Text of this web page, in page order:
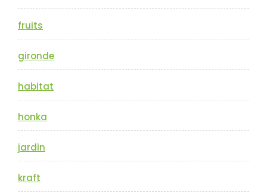
fruits
gironde
habitat
honka
jardin
kraft